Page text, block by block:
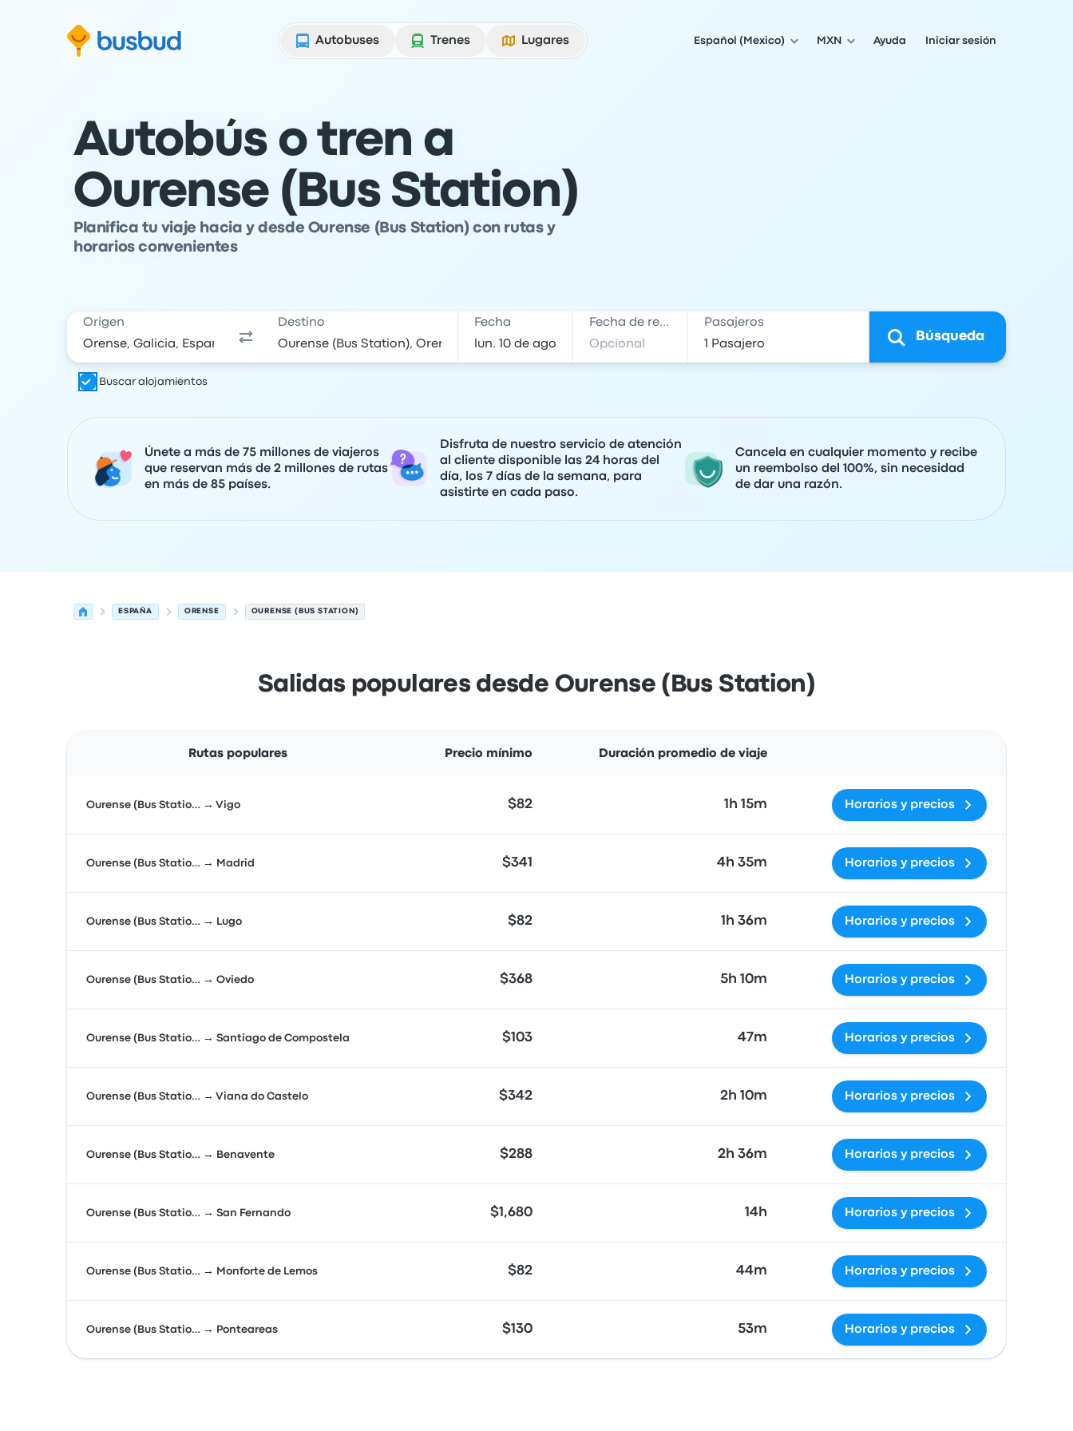
Autobuses
Trenes Lugares Español (Mexico) MXN Ayuda Iniciar sesión
Autobús o tren a
Ourense (Bus Station)
Planifica tu viaje hacia y desde Ourense (Bus Station) con rutas y
horarios convenientes
Origen Destino Fecha Fecha de regreso Pasajeros
Búsqueda
Buscar alojamientos
Únete a más de 75 millones de viajeros
que reservan más de 2 millones de rutas
en más de 85 países.
Disfruta de nuestro servicio de atención
al cliente disponible las 24 horas del
día, los 7 días de la semana, para
asistirte en cada paso.
Cancela en cualquier momento y recibe
un reembolso del 100%, sin necesidad
de dar una razón.
ESPAÑA ORENSE OURENSE (BUS STATION)
Salidas populares desde Ourense (Bus Station)
Rutas populares Precio mínimo Duración promedio de viaje
Ourense (Bus Statio… → Vigo $82 1h 15m Horarios y precios
Ourense (Bus Statio… → Madrid $341 4h 35m Horarios y precios
Ourense (Bus Statio… → Lugo $82 1h 36m Horarios y precios
Ourense (Bus Statio… → Oviedo $368 5h 10m Horarios y precios
Ourense (Bus Statio… → Santiago de Compostela $103 47m Horarios y precios
Ourense (Bus Statio… → Viana do Castelo $342 2h 10m Horarios y precios
Ourense (Bus Statio… → Benavente $288 2h 36m Horarios y precios
Ourense (Bus Statio… → San Fernando $1,680 14h Horarios y precios
Ourense (Bus Statio… → Monforte de Lemos $82 44m Horarios y precios
Ourense (Bus Statio… → Ponteareas $130 53m Horarios y precios